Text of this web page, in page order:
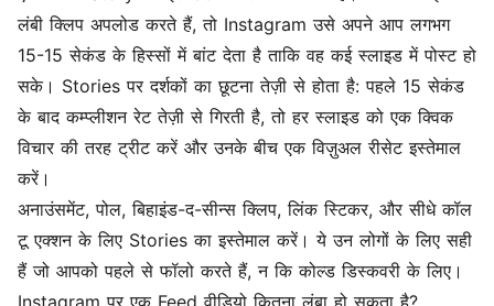
लंबी क्लिप अपलोड करते हैं, तो Instagram उसे अपने आप लगभग
15-15 सेकंड के हिस्सों में बांट देता है ताकि वह कई स्लाइड में पोस्ट हो
सके। Stories पर दर्शकों का छूटना तेज़ी से होता है: पहले 15 सेकंड
के बाद कम्प्लीशन रेट तेज़ी से गिरती है, तो हर स्लाइड को एक क्विक
विचार की तरह ट्रीट करें और उनके बीच एक विज़ुअल रीसेट इस्तेमाल
करें।
अनाउंसमेंट, पोल, बिहाइंड-द-सीन्स क्लिप, लिंक स्टिकर, और सीधे कॉल
टू एक्शन के लिए Stories का इस्तेमाल करें। ये उन लोगों के लिए सही
हैं जो आपको पहले से फॉलो करते हैं, न कि कोल्ड डिस्कवरी के लिए।
Instagram पर एक Feed वीडियो कितना लंबा हो सकता है?